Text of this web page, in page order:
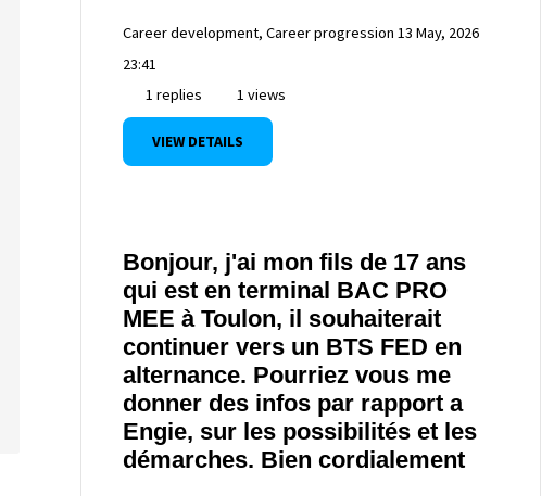
Career development, Career progression 13 May, 2026
23:41
1 replies
1 views
VIEW DETAILS
Bonjour, j'ai mon fils de 17 ans
qui est en terminal BAC PRO
MEE à Toulon, il souhaiterait
continuer vers un BTS FED en
alternance. Pourriez vous me
donner des infos par rapport a
Engie, sur les possibilités et les
démarches. Bien cordialement